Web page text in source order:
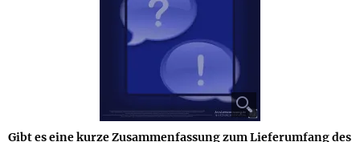
Gibt es eine kurze Zusammenfassung zum Lieferumfang des